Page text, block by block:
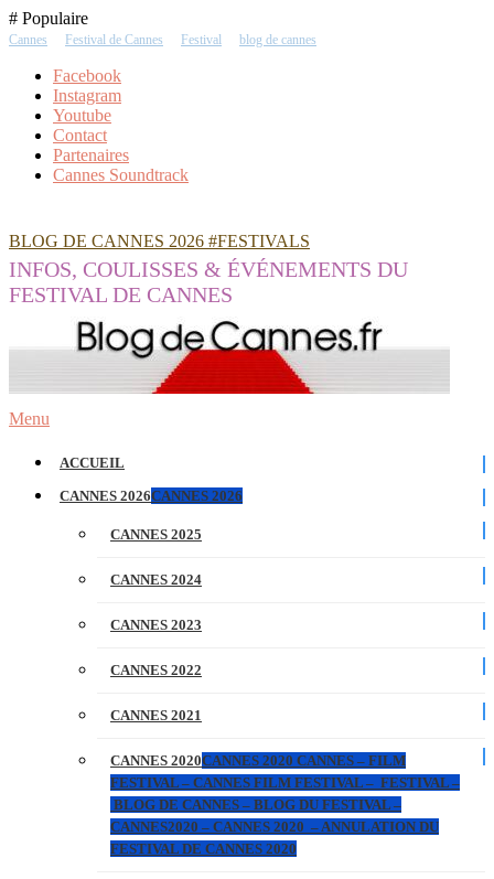
Skip
To
# Populaire
Cannes Festival de Cannes Festival blog de cannes
Facebook
Instagram
Youtube
Contact
Partenaires
Cannes Soundtrack
BLOG DE CANNES 2026 #FESTIVALS
INFOS, COULISSES & ÉVÉNEMENTS DU
FESTIVAL DE CANNES
Menu
ACCUEIL
CANNES 2026CANNES 2026
CANNES 2025
CANNES 2024
CANNES 2023
CANNES 2022
CANNES 2021
CANNES 2020CANNES 2020 CANNES – FILM
FESTIVAL – CANNES FILM FESTIVAL – FESTIVAL –
BLOG DE CANNES – BLOG DU FESTIVAL –
CANNES2020 – CANNES 2020 – ANNULATION DU
FESTIVAL DE CANNES 2020